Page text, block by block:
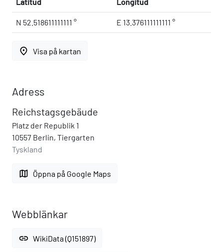
N 52.518611111111 ° E 13.376111111111 °
place Visa på kartan
Adress
Reichstagsgebäude
Platz der Republik 1
10557 Berlin, Tiergarten
Tyskland
map Öppna på Google Maps
Webblänkar
link WikiData (Q151897)